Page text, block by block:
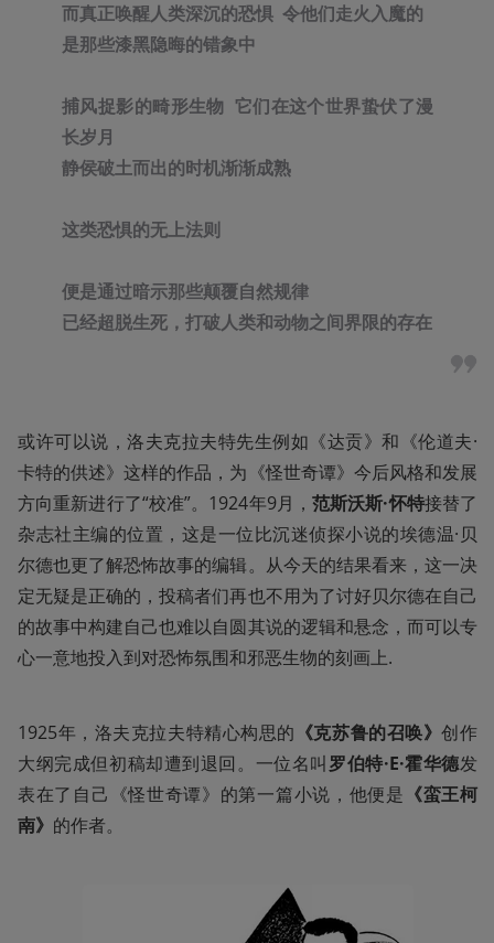
而真正唤醒人类深沉的恐惧  令他们走火入魔的
是那些漆黑隐晦的错象中
捕风捉影的畸形生物  它们在这个世界蛰伏了漫
长岁月
静侯破土而出的时机渐渐成熟
这类恐惧的无上法则
便是通过暗示那些颠覆自然规律
已经超脱生死，打破人类和动物之间界限的存在
或许可以说，洛夫克拉夫特先生例如《达贡》和《伦道夫·
卡特的供述》这样的作品，为《怪世奇谭》今后风格和发展
方向重新进行了“校准”。1924年9月， 范斯沃斯·怀特接替了
杂志社主编的位置，这是一位比沉迷侦探小说的埃德温·贝
尔德也更了解恐怖故事的编辑。从今天的结果看来，这一决
定无疑是正确的，投稿者们再也不用为了讨好贝尔德在自己
的故事中构建自己也难以自圆其说的逻辑和悬念，而可以专
心一意地投入到对恐怖氛围和邪恶生物的刻画上.
1925年，洛夫克拉夫特精心构思的 《克苏鲁的召唤》创作
大纲完成但初稿却遭到退回。一位名叫罗伯特·E·霍华德发
表在了自己《怪世奇谭》的第一篇小说，他便是 《蛮王柯
南》 的作者。